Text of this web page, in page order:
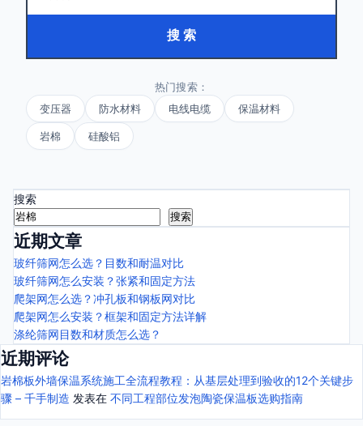
搜 索
热门搜索：
变压器
防水材料 电线电缆 保温材料
岩棉 硅酸铝
搜索
搜索
近期文章
玻纤筛网怎么选？目数和耐温对比
玻纤筛网怎么安装？张紧和固定方法
爬架网怎么选？冲孔板和钢板网对比
爬架网怎么安装？框架和固定方法详解
涤纶筛网目数和材质怎么选？
近期评论
岩棉板外墙保温系统施工全流程教程：从基层处理到验收的12个关键步
骤 – 千手制造 发表在 不同工程部位发泡陶瓷保温板选购指南